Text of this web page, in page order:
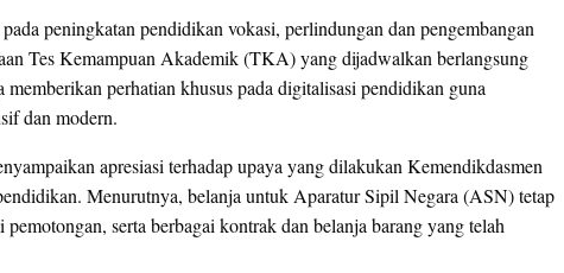
peningkatan pendidikan vokasi, perlindungan dan pengembangan
Tes Kemampuan Akademik (TKA) yang dijadwalkan berlangsung
perhatian khusus pada digitalisasi pendidikan guna
dan modern.
apresiasi terhadap upaya yang dilakukan Kemendikdasmen
Menurutnya, belanja untuk Aparatur Sipil Negara (ASN) tetap
serta berbagai kontrak dan belanja barang yang telah